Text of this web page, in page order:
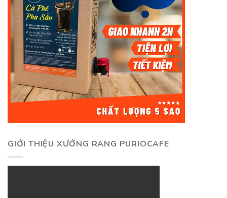
GIỚI THIỆU XƯỞNG RANG PURIOCAFE